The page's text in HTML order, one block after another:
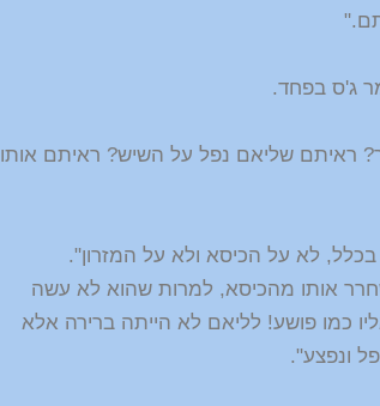
ג'ס בפחד.
ראיתם שליאם נפל על השיש? ראיתם אותו
לא על הכיסא ולא על המזרון".
אותו מהכיסא, למרות שהוא לא עשה
כמו פושע! לליאם לא הייתה ברירה אלא
ונפצע".